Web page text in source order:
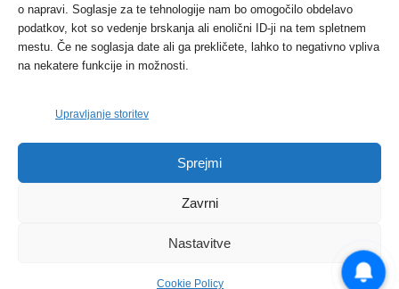
o napravi. Soglasje za te tehnologije nam bo omogočilo obdelavo
podatkov, kot so vedenje brskanja ali enolični ID-ji na tem spletnem
mestu. Če ne soglasja date ali ga prekličete, lahko to negativno vpliva
na nekatere funkcije in možnosti.
Upravljanje storitev
Sprejmi
Zavrni
Nastavitve
Cookie Policy
Dogodki 12. maja, 2017
Tožilstvo v Celovcu v korist elektrarnam
Verbund
FOTO: Razstava cvetličarskega mojstra Andreja
Dogodki 27. novembra, 2017